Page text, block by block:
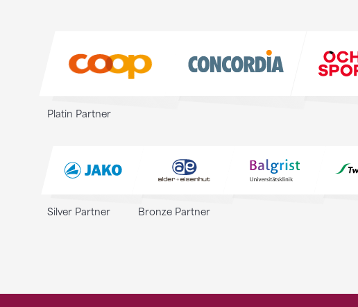
Platin Partner
Silver Partner Bronze Partner